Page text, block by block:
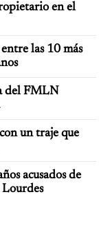
en el
las 10 más
del FMLN
un traje que
acusados de